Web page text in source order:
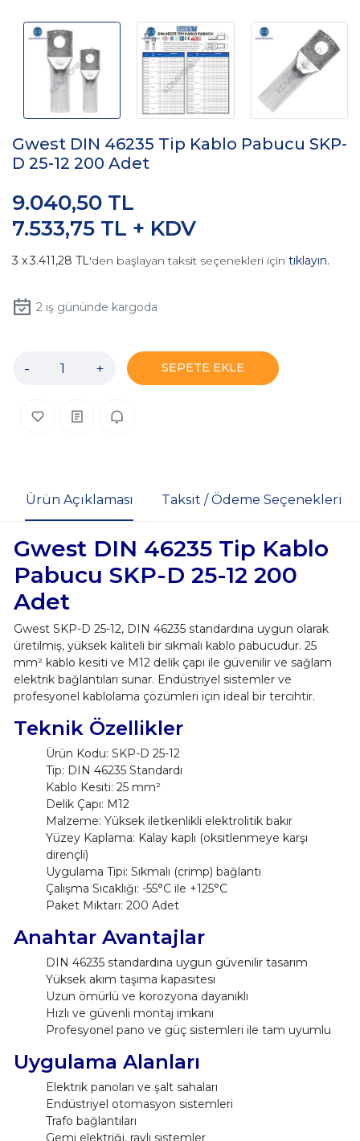
Gwest DIN 46235 Tip Kablo Pabucu SKP-
D 25-12 200 Adet
7.533,75 TL + KDV
9.040,50 TL
3.411,28 TL'den başlayan taksit seçenekleri için tıklayın.
2iş gününde kargoda
- + SEPETE EKLE
Ürün Açıklaması Taksit / Ödeme Seçenekleri
Gwest DIN 46235 Tip Kablo
Pabucu SKP-D 25-12 200
Adet
Gwest SKP-D 25-12, DIN 46235 standardına uygun olarak
üretilmiş, yüksek kaliteli bir sıkmalı kablo pabucudur. 25
mm² kablo kesiti ve M12 delik çapı ile güvenilir ve sağlam
elektrik bağlantıları sunar. Endüstriyel sistemler ve
profesyonel kablolama çözümleri için ideal bir tercihtir.
Teknik Özellikler
Ürün Kodu: SKP-D 25-12
Tip: DIN 46235 Standardı
Kablo Kesiti: 25 mm²
Delik Çapı: M12
Malzeme: Yüksek iletkenlikli elektrolitik bakır
Yüzey Kaplama: Kalay kaplı (oksitlenmeye karşı
dirençli)
Uygulama Tipi: Sıkmalı (crimp) bağlantı
Çalışma Sıcaklığı: -55°C ile +125°C
Paket Miktarı: 200 Adet
Anahtar Avantajlar
DIN 46235 standardına uygun güvenilir tasarım
Yüksek akım taşıma kapasitesi
Uzun ömürlü ve korozyona dayanıklı
Hızlı ve güvenli montaj imkanı
Profesyonel pano ve güç sistemleri ile tam uyumlu
Uygulama Alanları
Elektrik panoları ve şalt sahaları
Endüstriyel otomasyon sistemleri
Trafo bağlantıları
Gemi elektriği, raylı sistemler